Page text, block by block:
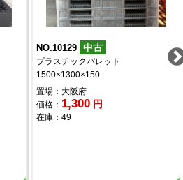
NO.10129 中古
プラスチックパレット
1500×1300×150
置場：大阪府
価格： 1,300円
在庫：49